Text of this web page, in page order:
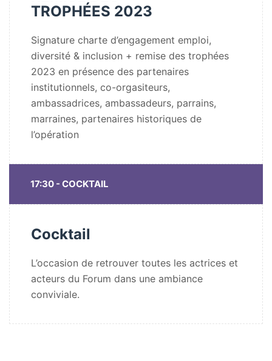
TROPHÉES 2023
Signature charte d’engagement emploi,
diversité & inclusion + remise des trophées
2023 en présence des partenaires
institutionnels, co-orgasiteurs,
ambassadrices, ambassadeurs, parrains,
marraines, partenaires historiques de
l’opération
17:30 - COCKTAIL
Cocktail
L’occasion de retrouver toutes les actrices et
acteurs du Forum dans une ambiance
conviviale.